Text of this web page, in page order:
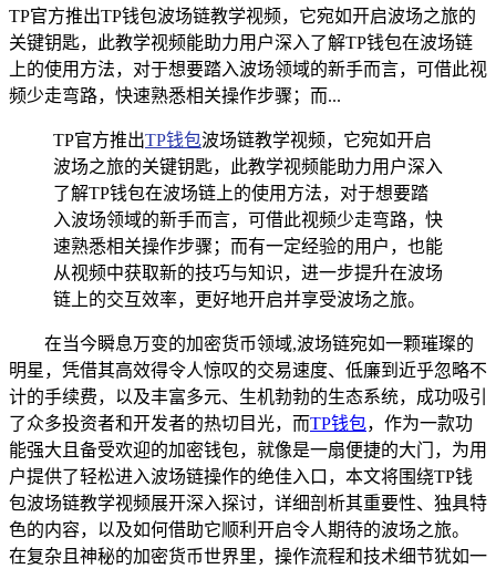
TP官方推出TP钱包波场链教学视频，它宛如开启波场之旅的
关键钥匙，此教学视频能助力用户深入了解TP钱包在波场链
上的使用方法，对于想要踏入波场领域的新手而言，可借此视
频少走弯路，快速熟悉相关操作步骤；而...
TP官方推出TP钱包波场链教学视频，它宛如开启
波场之旅的关键钥匙，此教学视频能助力用户深入
了解TP钱包在波场链上的使用方法，对于想要踏
入波场领域的新手而言，可借此视频少走弯路，快
速熟悉相关操作步骤；而有一定经验的用户，也能
从视频中获取新的技巧与知识，进一步提升在波场
链上的交互效率，更好地开启并享受波场之旅。
在当今瞬息万变的加密货币领域,波场链宛如一颗璀璨的
明星，凭借其高效得令人惊叹的交易速度、低廉到近乎忽略不
计的手续费，以及丰富多元、生机勃勃的生态系统，成功吸引
了众多投资者和开发者的热切目光，而TP钱包，作为一款功
能强大且备受欢迎的加密钱包，就像是一扇便捷的大门，为用
户提供了轻松进入波场链操作的绝佳入口，本文将围绕TP钱
包波场链教学视频展开深入探讨，详细剖析其重要性、独具特
色的内容，以及如何借助它顺利开启令人期待的波场之旅。
在复杂且神秘的加密货币世界里，操作流程和技术细节犹如一